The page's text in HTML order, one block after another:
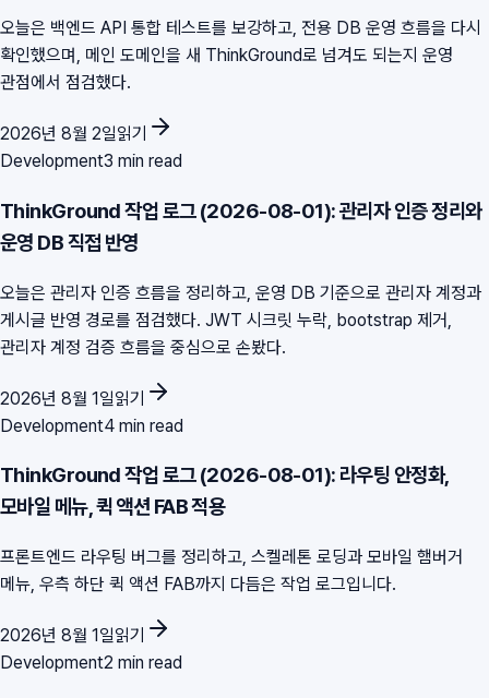
오늘은 백엔드 API 통합 테스트를 보강하고, 전용 DB 운영 흐름을 다시
확인했으며, 메인 도메인을 새 ThinkGround로 넘겨도 되는지 운영
관점에서 점검했다.
2026년 8월 2일읽기
Development3 min read
ThinkGround 작업 로그 (2026-08-01): 관리자 인증 정리와
운영 DB 직접 반영
오늘은 관리자 인증 흐름을 정리하고, 운영 DB 기준으로 관리자 계정과
게시글 반영 경로를 점검했다. JWT 시크릿 누락, bootstrap 제거,
관리자 계정 검증 흐름을 중심으로 손봤다.
2026년 8월 1일읽기
Development4 min read
ThinkGround 작업 로그 (2026-08-01): 라우팅 안정화,
모바일 메뉴, 퀵 액션 FAB 적용
프론트엔드 라우팅 버그를 정리하고, 스켈레톤 로딩과 모바일 햄버거
메뉴, 우측 하단 퀵 액션 FAB까지 다듬은 작업 로그입니다.
2026년 8월 1일읽기
Development2 min read